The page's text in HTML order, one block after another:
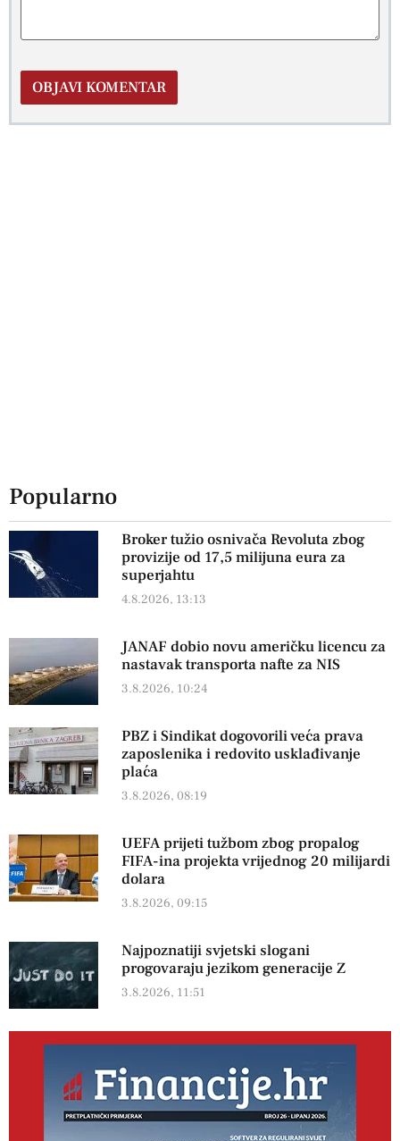
Popularno
Broker tužio osnivača Revoluta zbog
provizije od 17,5 milijuna eura za
superjahtu
4.8.2026, 13:13
JANAF dobio novu američku licencu za
nastavak transporta nafte za NIS
3.8.2026, 10:24
PBZ i Sindikat dogovorili veća prava
zaposlenika i redovito usklađivanje
plaća
3.8.2026, 08:19
UEFA prijeti tužbom zbog propalog
FIFA-ina projekta vrijednog 20 milijardi
dolara
3.8.2026, 09:15
Najpoznatiji svjetski slogani
progovaraju jezikom generacije Z
3.8.2026, 11:51